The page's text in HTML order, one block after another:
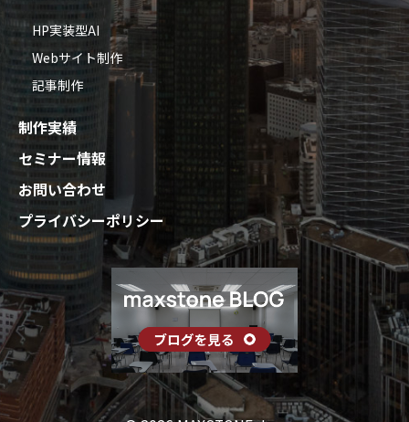
HP実装型AI
Webサイト制作
記事制作
制作実績
セミナー情報
お問い合わせ
プライバシーポリシー